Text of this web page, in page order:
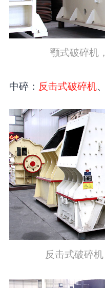
颚式破碎机
中碎： 反击式破碎机、
反击式破碎